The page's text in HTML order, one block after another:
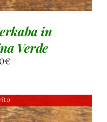
in
Verde
€